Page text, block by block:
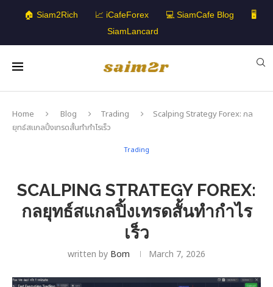
🏠 Siam2Rich 📈 iCafeForex 💻 SiamCafe Blog
🖥️
SiamLancard
Home Blog Trading
Scalping Strategy Forex: กล
ยุทธ์สแกลปิ้งเทรดสั้นทำกำไรเร็ว
Trading
SCALPING STRATEGY FOREX:
กลยุทธ์สแกลปิ้งเทรดสั้นทำกำไร
เร็ว
written by Bom March 7, 2026